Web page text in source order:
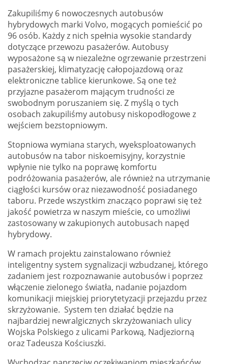
Zakupiliśmy 6 nowoczesnych autobusów
hybrydowych marki Volvo, mogących pomieścić po
96 osób. Każdy z nich spełnia wysokie standardy
dotyczące przewozu pasażerów. Autobusy
wyposażone są w niezależne ogrzewanie przestrzeni
pasażerskiej, klimatyzację całopojazdową oraz
elektroniczne tablice kierunkowe. Są one też
przyjazne pasażerom mającym trudności ze
swobodnym poruszaniem się. Z myślą o tych
osobach zakupiliśmy autobusy niskopodłogowe z
wejściem bezstopniowym.
Stopniowa wymiana starych, wyeksploatowanych
autobusów na tabor niskoemisyjny, korzystnie
wpłynie nie tylko na poprawę komfortu
podróżowania pasażerów, ale również na utrzymanie
ciągłości kursów oraz niezawodność posiadanego
taboru. Przede wszystkim znacząco poprawi się też
jakość powietrza w naszym mieście, co umożliwi
zastosowany w zakupionych autobusach napęd
hybrydowy.
W ramach projektu zainstalowano również
inteligentny system sygnalizacji wzbudzanej, którego
zadaniem jest rozpoznawanie autobusów i poprzez
włączenie zielonego światła, nadanie pojazdom
komunikacji miejskiej priorytetyzacji przejazdu przez
skrzyżowanie. System ten działać będzie na
najbardziej newralgicznych skrzyżowaniach ulicy
Wojska Polskiego z ulicami Parkową, Nadjeziorną
oraz Tadeusza Kościuszki.